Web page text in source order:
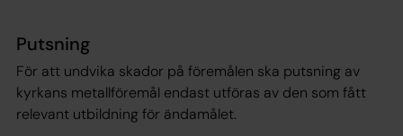
Putsning
För att undvika skador på föremålen ska putsning av
kyrkans metallföremål endast utföras av den som fått
relevant utbildning för ändamålet.